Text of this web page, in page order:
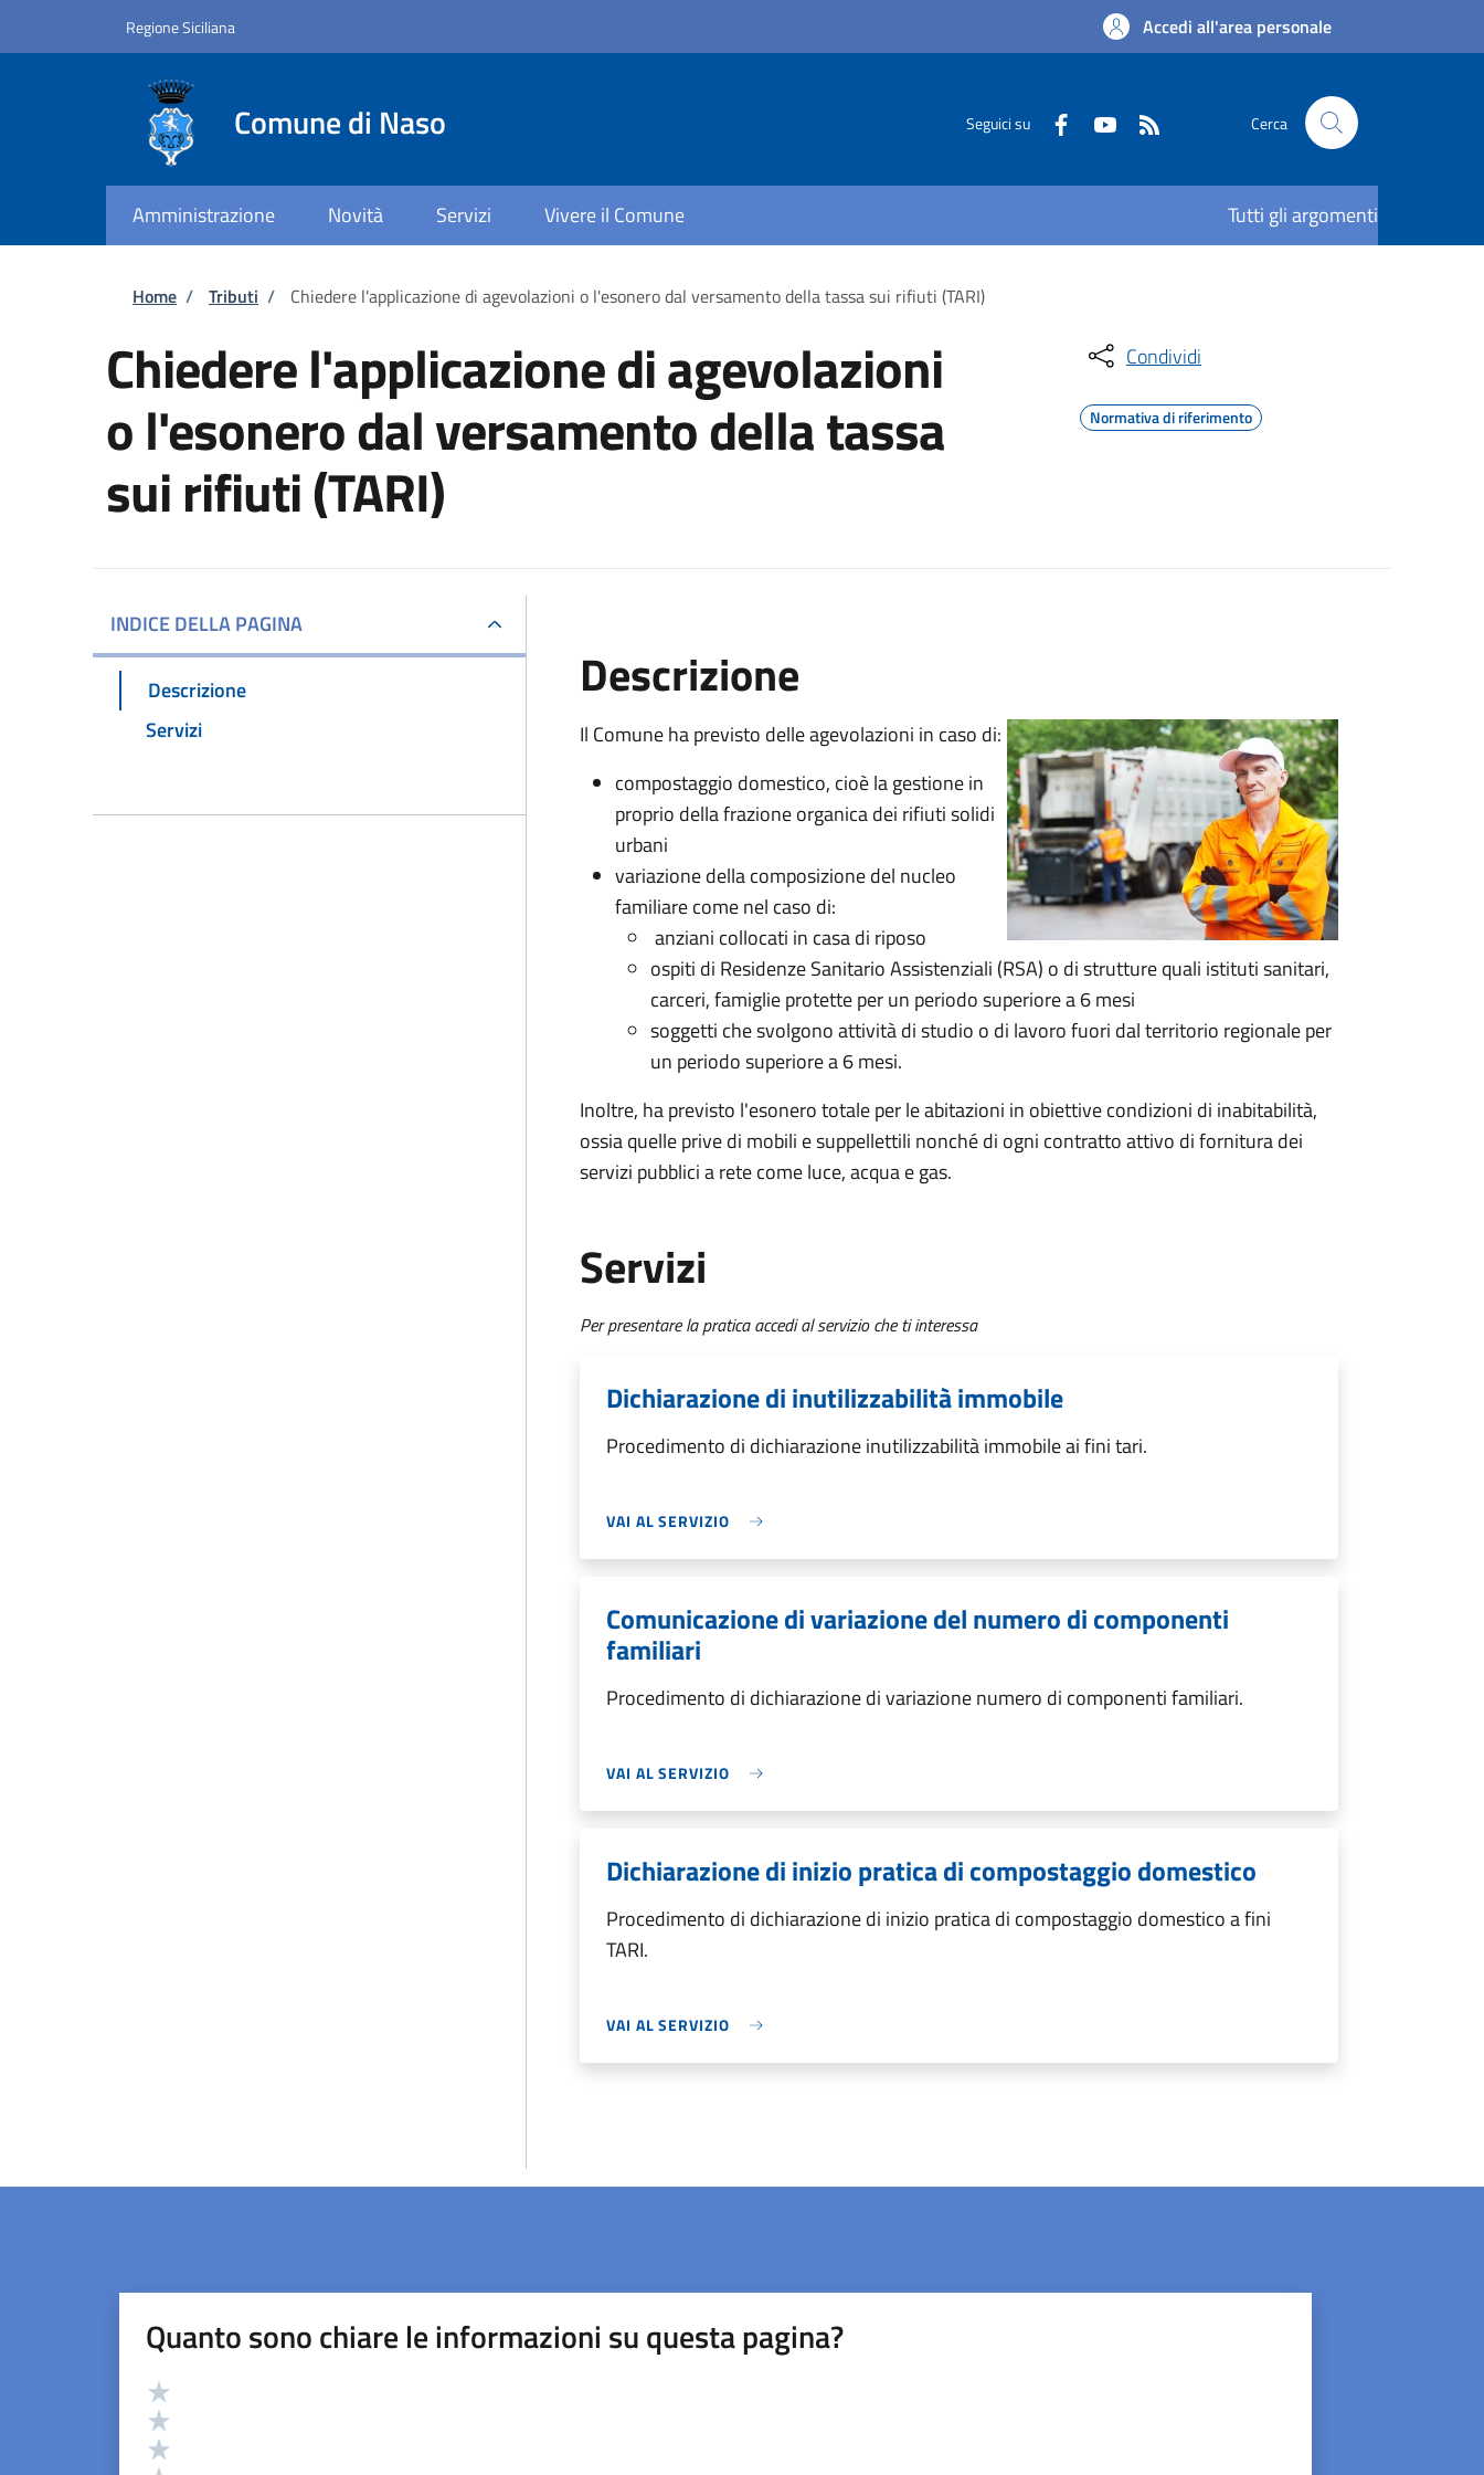
Regione Siciliana Accedi all'area personale
Comune di Naso Seguici su Cerca
Amministrazione Novità Servizi Vivere il Comune Tutti gli argomenti
Briciole di pane
Home / Tributi / Chiedere l'applicazione di agevolazioni o l'esonero dal versamento della tassa sui rifiuti (TARI)
Chiedere l'applicazione di agevolazioni
o l'esonero dal versamento della tassa
sui rifiuti (TARI)
Condividi
Normativa di riferimento
INDICE DELLA PAGINA
Descrizione
Servizi
Descrizione
Il Comune ha previsto delle agevolazioni in caso di:
compostaggio domestico, cioè la gestione in
proprio della frazione organica dei rifiuti solidi
urbani
variazione della composizione del nucleo
familiare come nel caso di:
anziani collocati in casa di riposo
ospiti di Residenze Sanitario Assistenziali (RSA) o di strutture quali istituti sanitari,
carceri, famiglie protette per un periodo superiore a 6 mesi
soggetti che svolgono attività di studio o di lavoro fuori dal territorio regionale per
un periodo superiore a 6 mesi.
Inoltre, ha previsto l'esonero totale per le abitazioni in obiettive condizioni di inabitabilità,
ossia quelle prive di mobili e suppellettili nonché di ogni contratto attivo di fornitura dei
servizi pubblici a rete come luce, acqua e gas.
Servizi
Per presentare la pratica accedi al servizio che ti interessa
Dichiarazione di inutilizzabilità immobile
Procedimento di dichiarazione inutilizzabilità immobile ai fini tari.
VAI AL SERVIZIO
Comunicazione di variazione del numero di componenti
familiari
Procedimento di dichiarazione di variazione numero di componenti familiari.
VAI AL SERVIZIO
Dichiarazione di inizio pratica di compostaggio domestico
Procedimento di dichiarazione di inizio pratica di compostaggio domestico a fini
TARI.
VAI AL SERVIZIO
Quanto sono chiare le informazioni su questa pagina?
Valutazione